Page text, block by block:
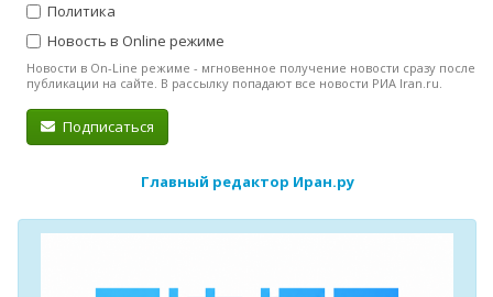
Политика
Новость в Online режиме
Новости в On-Line режиме - мгновенное получение новости сразу после
публикации на сайте. В рассылку попадают все новости РИА Iran.ru.
Подписаться
Главный редактор Иран.ру